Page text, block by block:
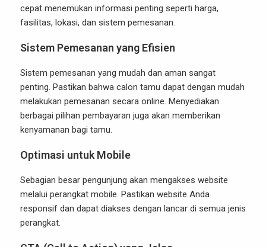
cepat menemukan informasi penting seperti harga,
fasilitas, lokasi, dan sistem pemesanan.
Sistem Pemesanan yang Efisien
Sistem pemesanan yang mudah dan aman sangat
penting. Pastikan bahwa calon tamu dapat dengan mudah
melakukan pemesanan secara online. Menyediakan
berbagai pilihan pembayaran juga akan memberikan
kenyamanan bagi tamu.
Optimasi untuk Mobile
Sebagian besar pengunjung akan mengakses website
melalui perangkat mobile. Pastikan website Anda
responsif dan dapat diakses dengan lancar di semua jenis
perangkat.